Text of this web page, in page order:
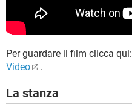
Per guardare il film clicca qui:
Video
.
La stanza